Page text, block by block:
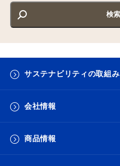
サステナビリティの取組み
会社情報
商品情報